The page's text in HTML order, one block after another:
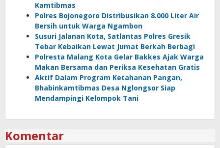
Kamtibmas
Polres Bojonegoro Distribusikan 8.000 Liter Air
Bersih untuk Warga Ngambon
Susuri Jalanan Kota, Satlantas Polres Gresik
Tebar Kebaikan Lewat Jumat Berkah Berbagi
Polresta Malang Kota Gelar Bakkes Ajak Warga
Makan Bersama dan Periksa Kesehatan Gratis
Aktif Dalam Program Ketahanan Pangan,
Bhabinkamtibmas Desa Nglongsor Siap
Mendampingi Kelompok Tani
Komentar